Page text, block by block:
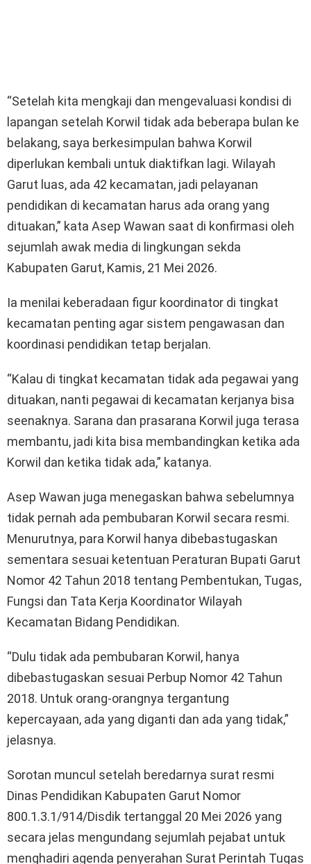
“Setelah kita mengkaji dan mengevaluasi kondisi di
lapangan setelah Korwil tidak ada beberapa bulan ke
belakang, saya berkesimpulan bahwa Korwil
diperlukan kembali untuk diaktifkan lagi. Wilayah
Garut luas, ada 42 kecamatan, jadi pelayanan
pendidikan di kecamatan harus ada orang yang
dituakan,” kata Asep Wawan saat di konfirmasi oleh
sejumlah awak media di lingkungan sekda
Kabupaten Garut, Kamis, 21 Mei 2026.
Ia menilai keberadaan figur koordinator di tingkat
kecamatan penting agar sistem pengawasan dan
koordinasi pendidikan tetap berjalan.
“Kalau di tingkat kecamatan tidak ada pegawai yang
dituakan, nanti pegawai di kecamatan kerjanya bisa
seenaknya. Sarana dan prasarana Korwil juga terasa
membantu, jadi kita bisa membandingkan ketika ada
Korwil dan ketika tidak ada,” katanya.
Asep Wawan juga menegaskan bahwa sebelumnya
tidak pernah ada pembubaran Korwil secara resmi.
Menurutnya, para Korwil hanya dibebastugaskan
sementara sesuai ketentuan Peraturan Bupati Garut
Nomor 42 Tahun 2018 tentang Pembentukan, Tugas,
Fungsi dan Tata Kerja Koordinator Wilayah
Kecamatan Bidang Pendidikan.
“Dulu tidak ada pembubaran Korwil, hanya
dibebastugaskan sesuai Perbup Nomor 42 Tahun
2018. Untuk orang-orangnya tergantung
kepercayaan, ada yang diganti dan ada yang tidak,”
jelasnya.
Sorotan muncul setelah beredarnya surat resmi
Dinas Pendidikan Kabupaten Garut Nomor
800.1.3.1/914/Disdik tertanggal 20 Mei 2026 yang
secara jelas mengundang sejumlah pejabat untuk
menghadiri agenda penyerahan Surat Perintah Tugas